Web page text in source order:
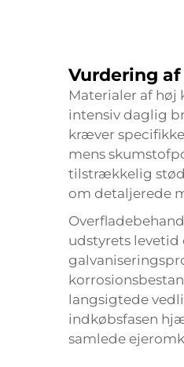
Vurdering
Materialer af
intensiv daglig
kræver
mens
tilstrækkelig
om detaljerede
udstyrets
langsigtede
indkøbsfasen
samlede